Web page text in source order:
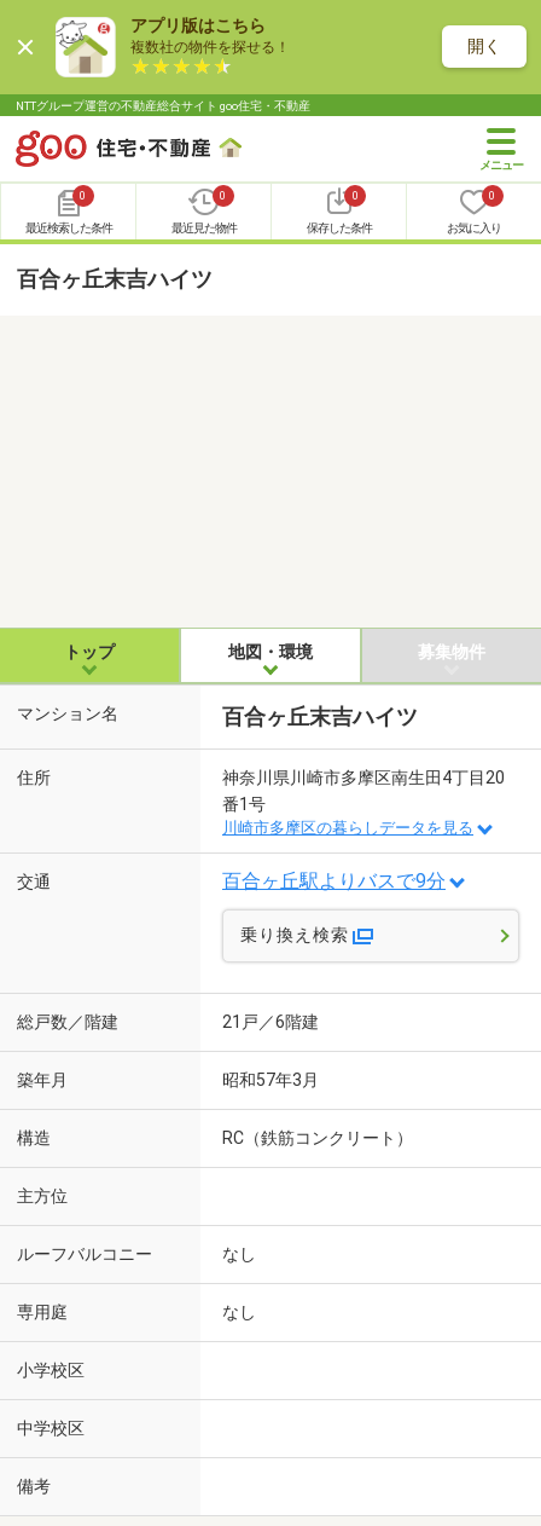
アプリ版はこちら
複数社の物件を探せる！ 開く
NTTグループ運営の不動産総合サイト goo住宅・不動産
0
最近検索した条件
0
最近見た物件
0
保存した条件
0
お気に入り
百合ヶ丘末吉ハイツ
トップ 地図・環境 募集物件
マンション名 百合ヶ丘末吉ハイツ
住所
神奈川県川崎市多摩区南生田4丁目20
番1号
川崎市多摩区の暮らしデータを見る
交通 百合ヶ丘駅よりバスで9分
乗り換え検索
総戸数／階建 21戸／6階建
築年月 昭和57年3月
構造 RC（鉄筋コンクリート）
主方位
ルーフバルコニー なし
専用庭 なし
小学校区
中学校区
備考